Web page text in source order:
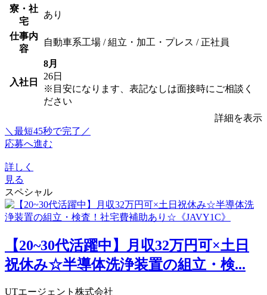
寮・社
宅
あり
仕事内
容
自動車系工場 / 組立・加工・プレス / 正社員
入社日
8月
26日
※目安になります、表記なしは面接時にご相談く
ださい
詳細を表示
＼最短45秒で完了／
応募へ進む
詳しく
見る
スペシャル
【20~30代活躍中】月収32万円可×土日
祝休み☆半導体洗浄装置の組立・検...
UTエージェント株式会社